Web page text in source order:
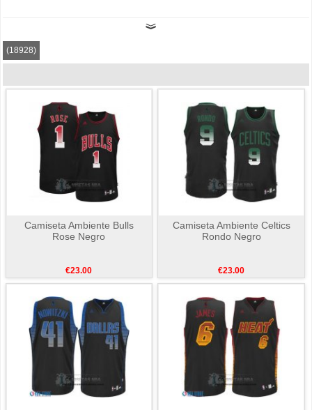
(18928)
Camiseta Ambiente Bulls
Rose Negro
€23.00
Camiseta Ambiente Celtics
Rondo Negro
€23.00